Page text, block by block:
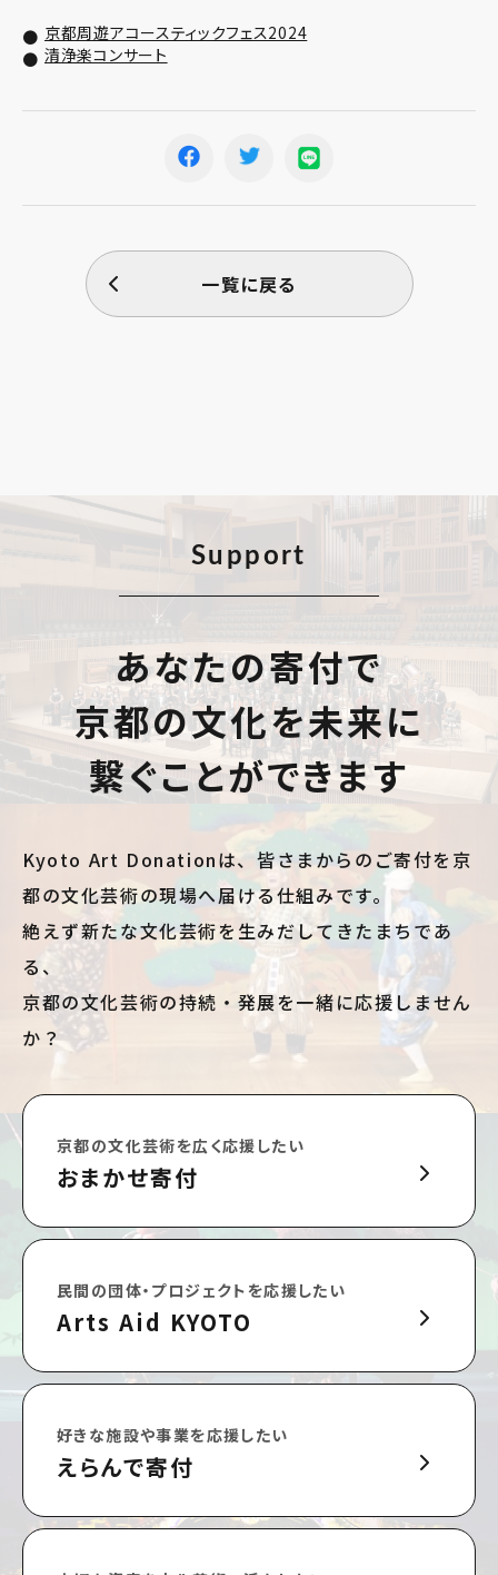
京都周遊アコースティックフェス2024
清浄楽コンサート
一覧に戻る
Support
あなたの寄付で
京都の文化を未来に
繋ぐことができます
Kyoto Art Donationは、皆さまからのご寄付を京
都の文化芸術の現場へ届ける仕組みです。
絶えず新たな文化芸術を生みだしてきたまちであ
る、
京都の文化芸術の持続・発展を一緒に応援しません
か？
京都の文化芸術を広く応援したい
おまかせ寄付
民間の団体・プロジェクトを応援したい
Arts Aid KYOTO
好きな施設や事業を応援したい
えらんで寄付